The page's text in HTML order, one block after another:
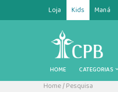
Loja Kids Maná
HOME CATEGORIAS
Home/Pesquisa